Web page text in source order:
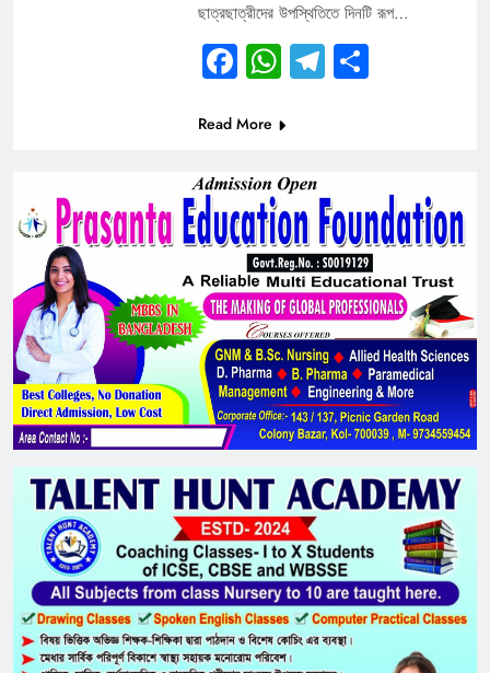
ছাত্রছাত্রীদের উপস্থিতিতে দিনটি রূপ…
Facebook
WhatsApp
Telegram
Share
Read More